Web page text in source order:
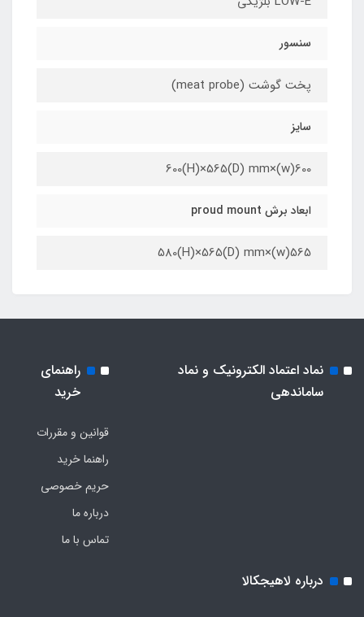
سنسور
پخت گوشت (meat probe)
سایز
600(w)×600(H)×565(D) mm
ابعاد برش proud mount
565(w)×580(H)×565(D) mm
نماد اعتماد الکترونیک و نماد
ساماندهی
راهنمای
خرید
قوانین و مقررات
راهنما خرید
حریم خصوصی
درباره ما
تماس با ما
درباره لاهیجکالا